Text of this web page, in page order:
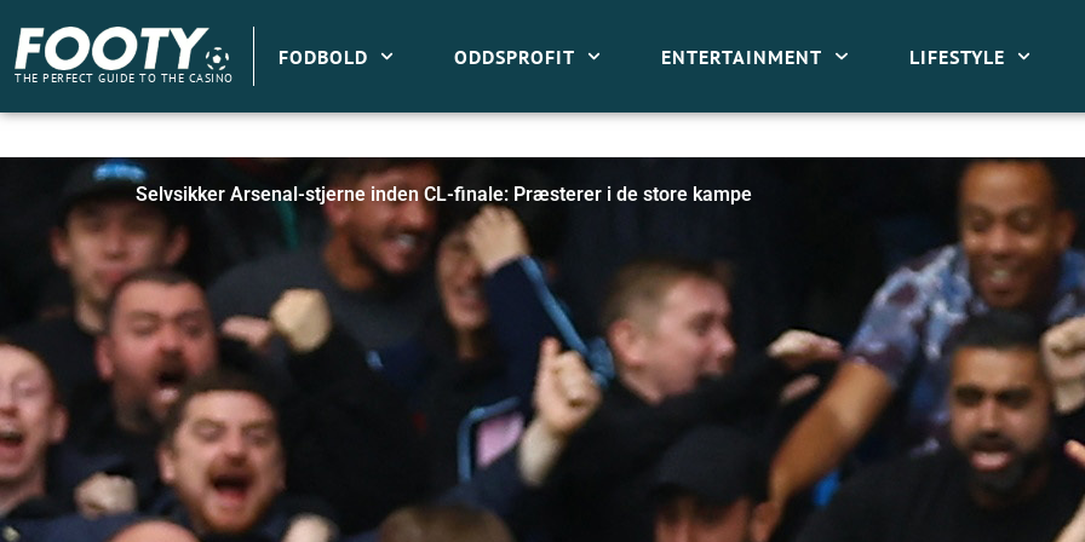
indholdet
THE PERFECT GUIDE TO THE CASINO
FODBOLD ODDSPROFIT ENTERTAINMENT LIFESTYLE
Selvsikker Arsenal-stjerne inden CL-finale: Præsterer i de store kampe